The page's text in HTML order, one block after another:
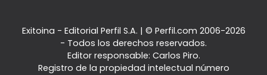
Exitoina - Editorial Perfil S.A. | © Perfil.com 2006-2026
- Todos los derechos reservados.
Editor responsable: Carlos Piro.
Registro de la propiedad intelectual número